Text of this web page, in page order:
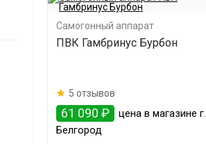
Самогонный аппарат
ПВК Гамбринус Бурбон
5 отзывов
61 090 ₽
цена в магазине г.
Белгород